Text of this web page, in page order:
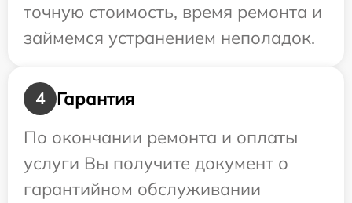
точную стоимость, время ремонта и
займемся устранением неполадок.
4
Гарантия
По окончании ремонта и оплаты
услуги Вы получите документ о
гарантийном обслуживании